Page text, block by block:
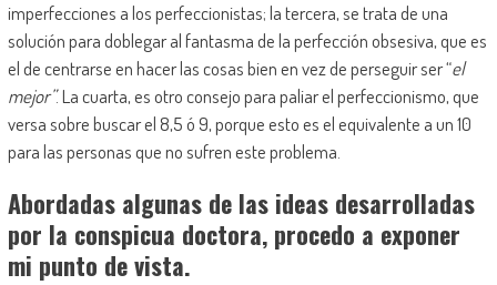
imperfecciones a los perfeccionistas; la tercera, se trata de una
solución para doblegar al fantasma de la perfección obsesiva, que es
el de centrarse en hacer las cosas bien en vez de perseguir ser “el
mejor”. La cuarta, es otro consejo para paliar el perfeccionismo, que
versa sobre buscar el 8,5 ó 9, porque esto es el equivalente a un 10
para las personas que no sufren este problema.
Abordadas algunas de las ideas desarrolladas
por la conspicua doctora, procedo a exponer
mi punto de vista.